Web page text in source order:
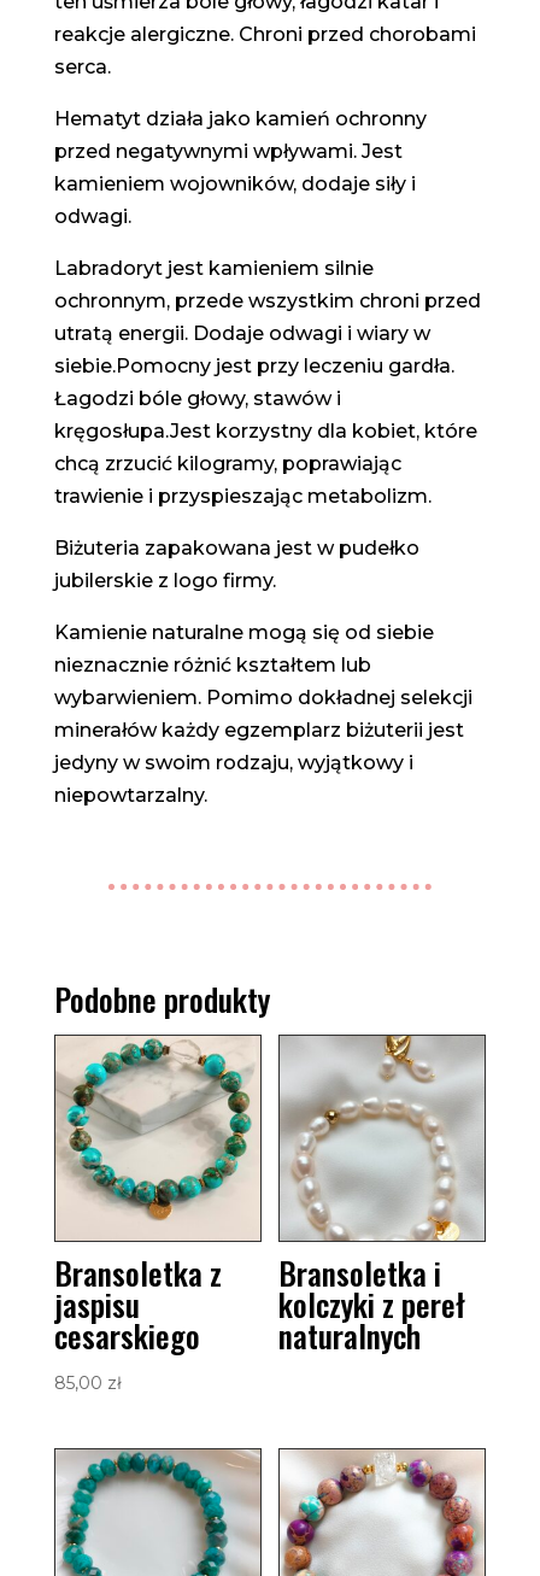
reakcje alergiczne. Chroni przed chorobami
serca.
Hematyt działa jako kamień ochronny
przed negatywnymi wpływami. Jest
kamieniem wojowników, dodaje siły i
odwagi.
Labradoryt jest kamieniem silnie
ochronnym, przede wszystkim chroni przed
utratą energii. Dodaje odwagi i wiary w
siebie.Pomocny jest przy leczeniu gardła.
Łagodzi bóle głowy, stawów i
kręgosłupa.Jest korzystny dla kobiet, które
chcą zrzucić kilogramy, poprawiając
trawienie i przyspieszając metabolizm.
Biżuteria zapakowana jest w pudełko
jubilerskie z logo firmy.
Kamienie naturalne mogą się od siebie
nieznacznie różnić kształtem lub
wybarwieniem. Pomimo dokładnej selekcji
minerałów każdy egzemplarz biżuterii jest
jedyny w swoim rodzaju, wyjątkowy i
niepowtarzalny.
Podobne produkty
Bransoletka z
jaspisu
cesarskiego
85,00 zł
Bransoletka i
kolczyki z pereł
naturalnych